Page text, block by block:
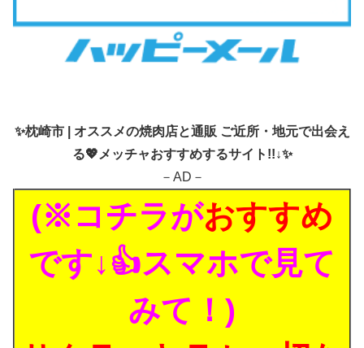
✨枕崎市 | オススメの焼肉店と通販 ご近所・地元で出会え
る💖メッチャおすすめするサイト!!↓✨
－AD－
(※コチラがおすすめ
です↓👍スマホで見て
みて！)